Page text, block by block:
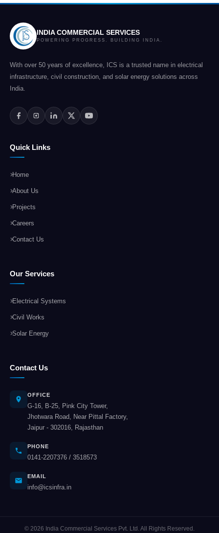
INDIA COMMERCIAL SERVICES
POWERING PROGRESS. BUILDING INDIA.
With over 50 years of excellence, ICS is a trusted name in electrical
infrastructure, civil construction, and solar energy solutions across
India.
Quick Links
Home
About Us
Projects
Careers
Contact Us
Our Services
Electrical Systems
Civil Works
Solar Energy
Contact Us
OFFICE
G-16, B-25, Pink City Tower,
Jhotwara Road, Near Pittal Factory,
Jaipur - 302016, Rajasthan
PHONE
0141-2207376 / 3518573
EMAIL
info@icsinfra.in
© 2026 India Commercial Services Pvt. Ltd. All Rights Reserved.